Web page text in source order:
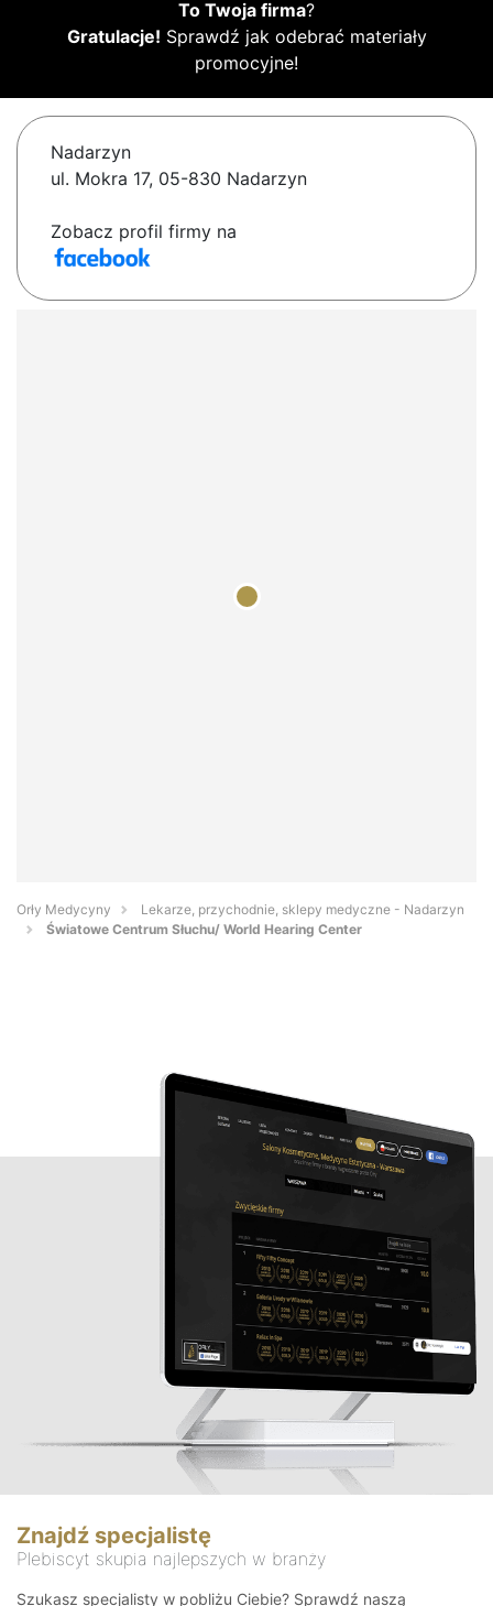
To Twoja firma?
Gratulacje! Sprawdź jak odebrać materiały
promocyjne!
Nadarzyn
ul. Mokra 17, 05-830 Nadarzyn
Zobacz profil firmy na
Orły Medycyny
Lekarze, przychodnie, sklepy medyczne - Nadarzyn
Światowe Centrum Słuchu/ World Hearing Center
Znajdź specjalistę
Plebiscyt skupia najlepszych w branży
Szukasz specjalisty w pobliżu Ciebie? Sprawdź naszą